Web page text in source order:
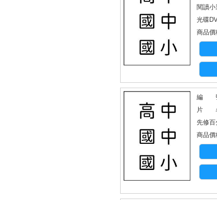
閱讀
光碟
商品價
編 號
片 名
先修
商品價